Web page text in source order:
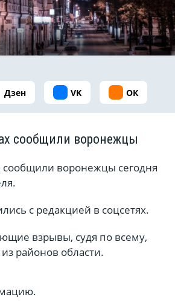
Дзен VK ОК
сообщили воронежцы
сообщили воронежцы сегодня
с редакцией в соцсетях.
взрывы, судя по всему,
районов области.